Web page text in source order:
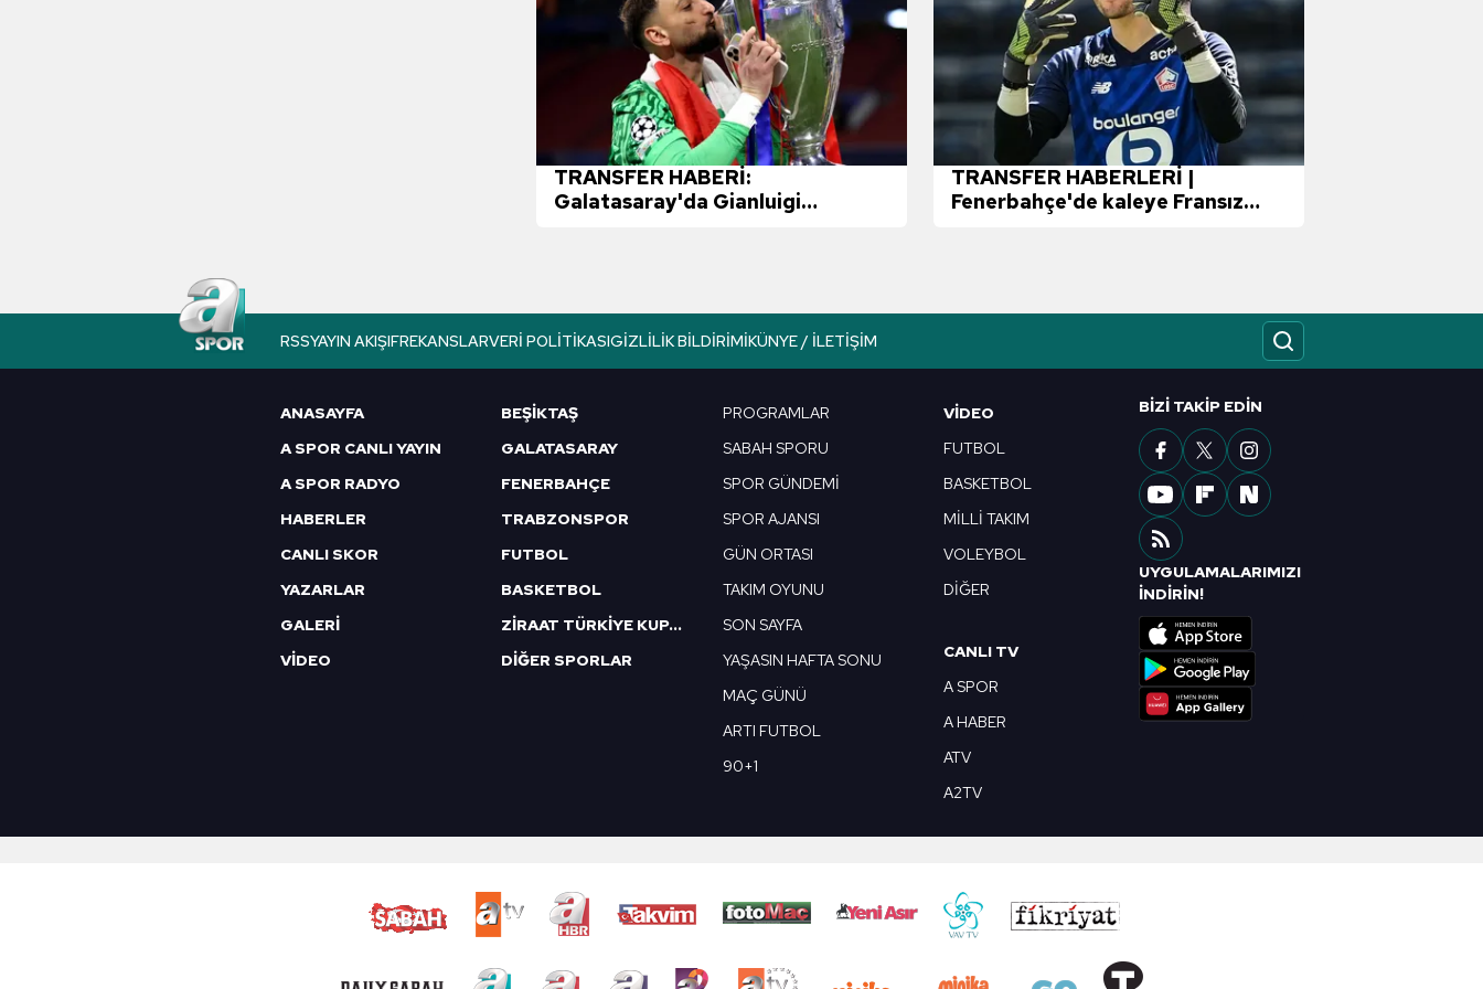
Basketbol
Copa America 2016
Alanyaspor
Fenerbahçe
TRANSFER HABERİ:
Galatasaray'da Gianluigi
TRANSFER HABERLERİ |
Fenerbahçe'de kaleye Fransız
RSSYAYIN AKIŞIFREKANSLARVERI POLITIKASIGIZLILIK BILDIRIMIKÜNYE / İLETIŞIM
ANASAYFA
A SPOR CANLI YAYIN
A SPOR RADYO
HABERLER
CANLI SKOR
YAZARLAR
GALERİ
VİDEO
BEŞİKTAŞ
GALATASARAY
FENERBAHÇE
TRABZONSPOR
FUTBOL
BASKETBOL
ZİRAAT TÜRKİYE KUPASI
DİĞER SPORLAR
PROGRAMLAR
SABAH SPORU
SPOR GÜNDEMİ
SPOR AJANSI
GÜN ORTASI
TAKIM OYUNU
SON SAYFA
YAŞASIN HAFTA SONU
MAÇ GÜNÜ
ARTI FUTBOL
90+1
VIDEO
FUTBOL
BASKETBOL
MİLLİ TAKIM
VOLEYBOL
DİĞER
CANLI TV
A SPOR
A HABER
ATV
A2TV
BIZI TAKIP EDIN
UYGULAMALARIMIZI
İNDİRİN!